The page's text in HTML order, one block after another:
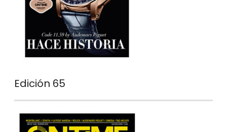
Edición 65